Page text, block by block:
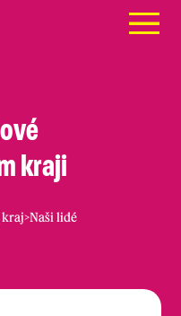
Menu
kraji
>Naši lidé